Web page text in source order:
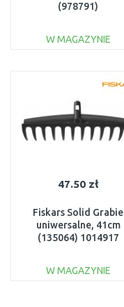
(978791)
W MAGAZYNIE
Do porównania
47.50 zł
Fiskars Solid Grabie
uniwersalne, 41cm
(135064) 1014917
W MAGAZYNIE